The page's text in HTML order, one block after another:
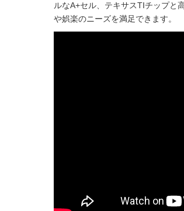
ルなA+セル、テキサスTIチップと
や娯楽のニーズを満足できます。